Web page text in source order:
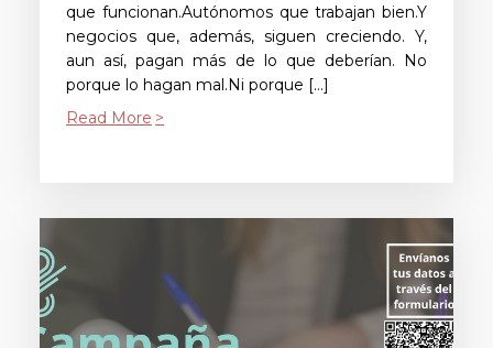
que funcionan.Autónomos que trabajan bien.Y
negocios que, además, siguen creciendo. Y,
aun así, pagan más de lo que deberían. No
porque lo hagan mal.Ni porque […]
Read More